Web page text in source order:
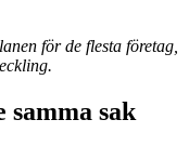
för de flesta företag,
sak